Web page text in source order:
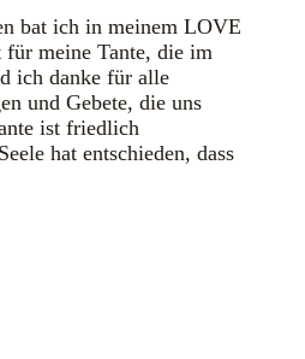
bat ich in meinem LOVE
meine Tante, die im
ich danke für alle
und Gebete, die uns
ist friedlich
hat entschieden, dass